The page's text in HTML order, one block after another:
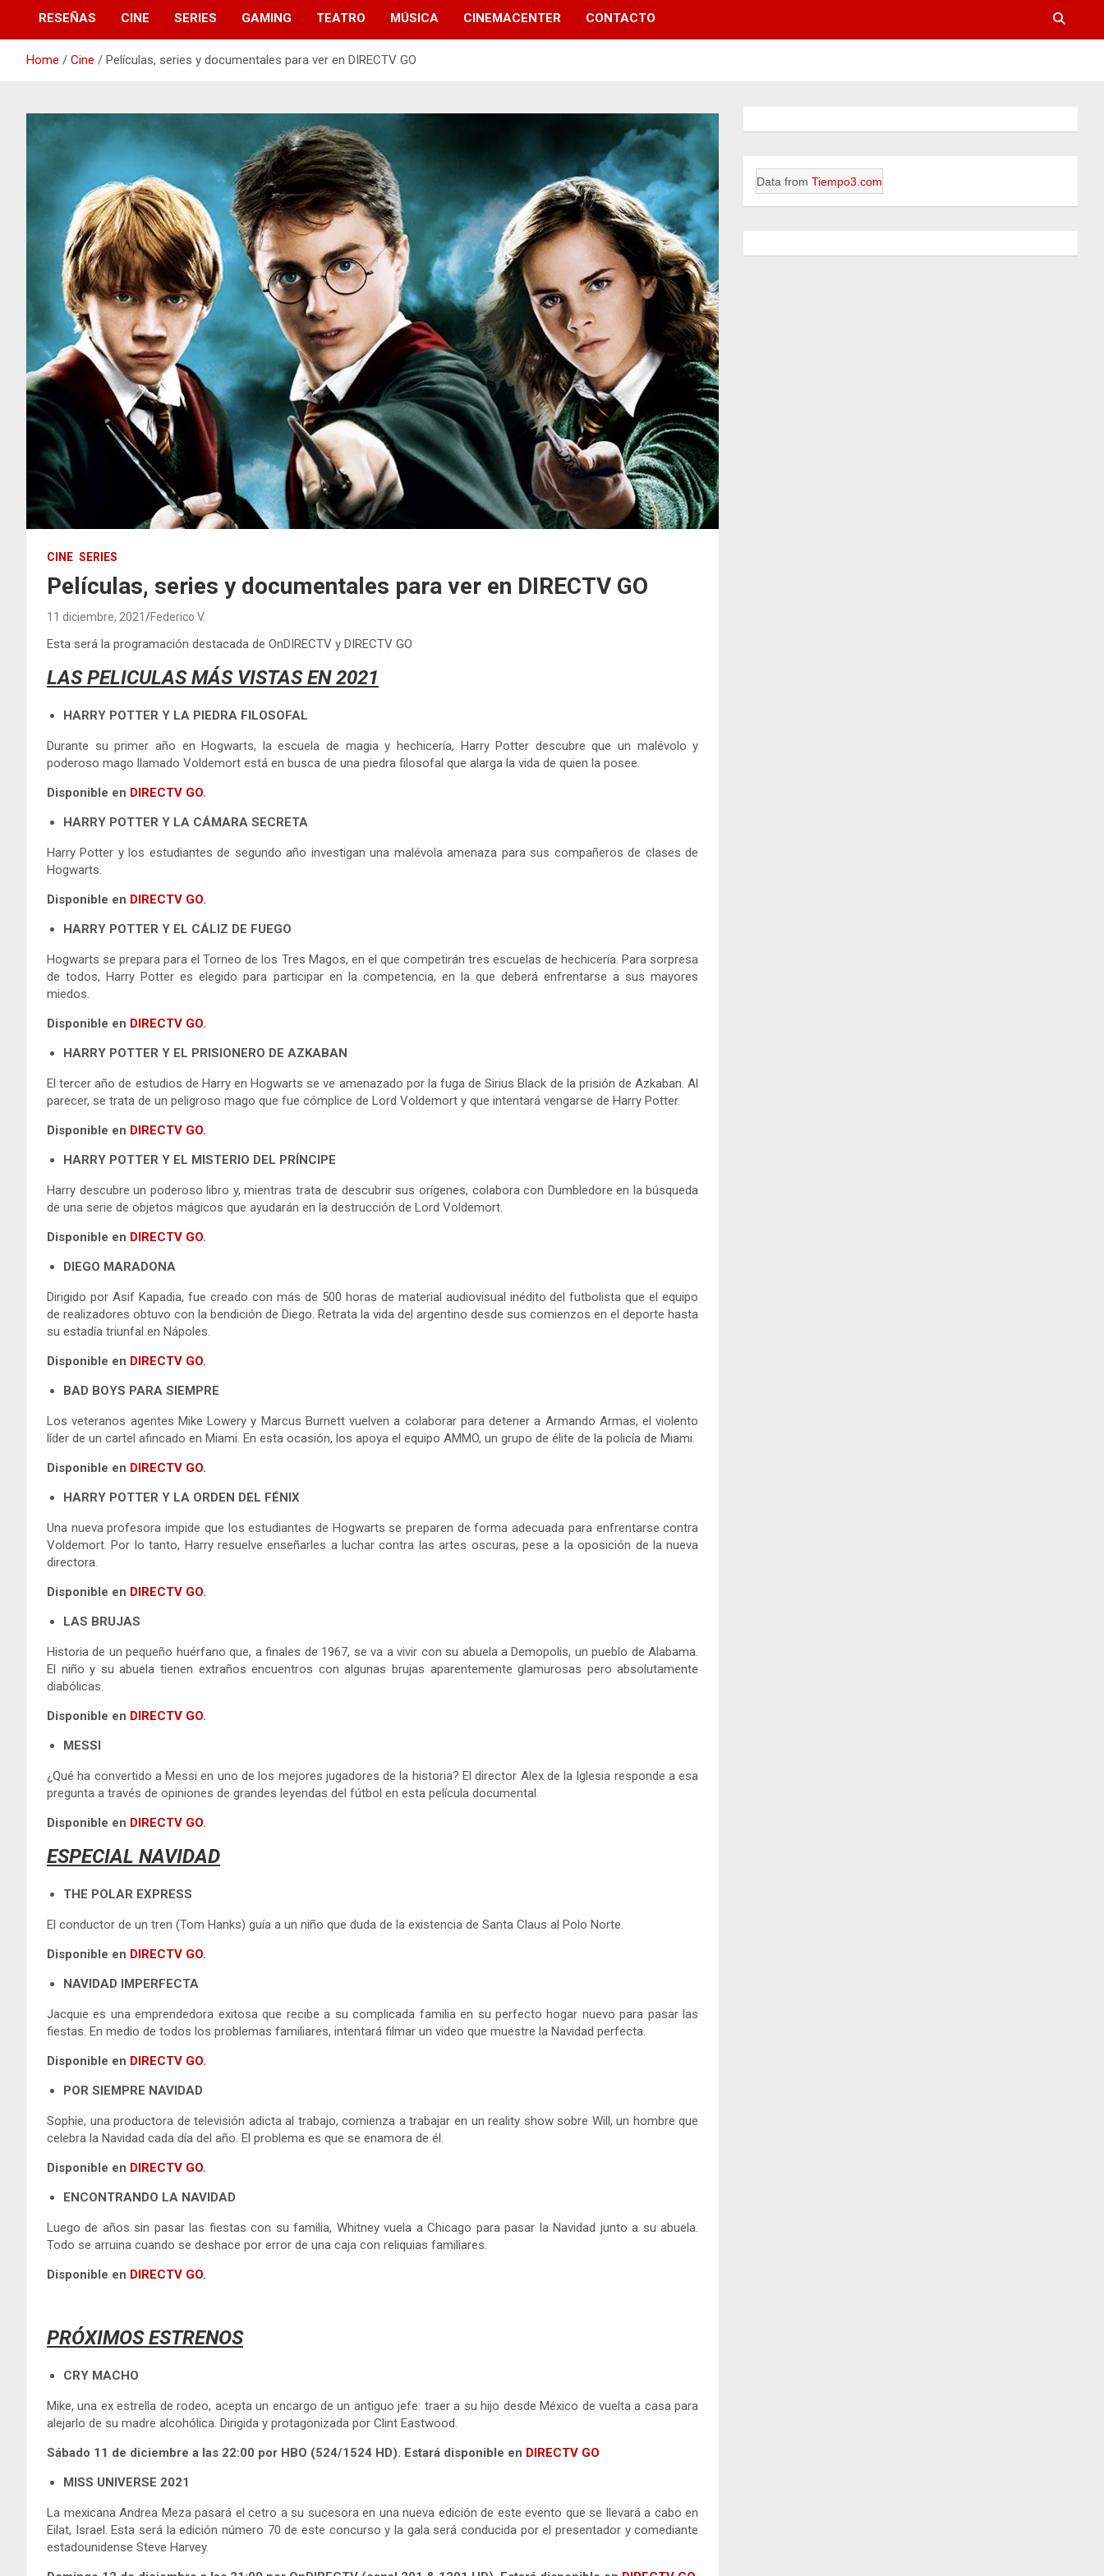
RESEÑAS CINE SERIES GAMING TEATRO MÚSICA CINEMACENTER CONTACTO
Home Cine Películas, series y documentales para ver en DIRECTV GO
CINE SERIES
Películas, series y documentales para ver en DIRECTV GO
11 diciembre, 2021 Federico V.
Esta será la programación destacada de OnDIRECTV y DIRECTV GO
LAS PELICULAS MÁS VISTAS EN 2021
HARRY POTTER Y LA PIEDRA FILOSOFAL
Durante su primer año en Hogwarts, la escuela de magia y hechicería, Harry Potter descubre que un malévolo y
poderoso mago llamado Voldemort está en busca de una piedra filosofal que alarga la vida de quien la posee.
Disponible en DIRECTV GO.
HARRY POTTER Y LA CÁMARA SECRETA
Harry Potter y los estudiantes de segundo año investigan una malévola amenaza para sus compañeros de clases de
Hogwarts.
Disponible en DIRECTV GO.
HARRY POTTER Y EL CÁLIZ DE FUEGO
Hogwarts se prepara para el Torneo de los Tres Magos, en el que competirán tres escuelas de hechicería. Para sorpresa
de todos, Harry Potter es elegido para participar en la competencia, en la que deberá enfrentarse a sus mayores
miedos.
Disponible en DIRECTV GO.
HARRY POTTER Y EL PRISIONERO DE AZKABAN
El tercer año de estudios de Harry en Hogwarts se ve amenazado por la fuga de Sirius Black de la prisión de Azkaban. Al
parecer, se trata de un peligroso mago que fue cómplice de Lord Voldemort y que intentará vengarse de Harry Potter.
Disponible en DIRECTV GO.
HARRY POTTER Y EL MISTERIO DEL PRÍNCIPE
Harry descubre un poderoso libro y, mientras trata de descubrir sus orígenes, colabora con Dumbledore en la búsqueda
de una serie de objetos mágicos que ayudarán en la destrucción de Lord Voldemort.
Disponible en DIRECTV GO.
DIEGO MARADONA
Dirigido por Asif Kapadia, fue creado con más de 500 horas de material audiovisual inédito del futbolista que el equipo
de realizadores obtuvo con la bendición de Diego. Retrata la vida del argentino desde sus comienzos en el deporte hasta
su estadía triunfal en Nápoles.
Disponible en DIRECTV GO.
BAD BOYS PARA SIEMPRE
Los veteranos agentes Mike Lowery y Marcus Burnett vuelven a colaborar para detener a Armando Armas, el violento
líder de un cartel afincado en Miami. En esta ocasión, los apoya el equipo AMMO, un grupo de élite de la policía de Miami.
Disponible en DIRECTV GO.
HARRY POTTER Y LA ORDEN DEL FÉNIX
Una nueva profesora impide que los estudiantes de Hogwarts se preparen de forma adecuada para enfrentarse contra
Voldemort. Por lo tanto, Harry resuelve enseñarles a luchar contra las artes oscuras, pese a la oposición de la nueva
directora.
Disponible en DIRECTV GO.
LAS BRUJAS
Historia de un pequeño huérfano que, a finales de 1967, se va a vivir con su abuela a Demopolis, un pueblo de Alabama.
El niño y su abuela tienen extraños encuentros con algunas brujas aparentemente glamurosas pero absolutamente
diabólicas.
Disponible en DIRECTV GO.
MESSI
¿Qué ha convertido a Messi en uno de los mejores jugadores de la historia? El director Alex de la Iglesia responde a esa
pregunta a través de opiniones de grandes leyendas del fútbol en esta película documental.
Disponible en DIRECTV GO.
ESPECIAL NAVIDAD
THE POLAR EXPRESS
El conductor de un tren (Tom Hanks) guía a un niño que duda de la existencia de Santa Claus al Polo Norte.
Disponible en DIRECTV GO.
NAVIDAD IMPERFECTA
Jacquie es una emprendedora exitosa que recibe a su complicada familia en su perfecto hogar nuevo para pasar las
fiestas. En medio de todos los problemas familiares, intentará filmar un video que muestre la Navidad perfecta.
Disponible en DIRECTV GO.
POR SIEMPRE NAVIDAD
Sophie, una productora de televisión adicta al trabajo, comienza a trabajar en un reality show sobre Will, un hombre que
celebra la Navidad cada día del año. El problema es que se enamora de él.
Disponible en DIRECTV GO.
ENCONTRANDO LA NAVIDAD
Luego de años sin pasar las fiestas con su familia, Whitney vuela a Chicago para pasar la Navidad junto a su abuela.
Todo se arruina cuando se deshace por error de una caja con reliquias familiares.
Disponible en DIRECTV GO.
PRÓXIMOS ESTRENOS
CRY MACHO
Mike, una ex estrella de rodeo, acepta un encargo de un antiguo jefe: traer a su hijo desde México de vuelta a casa para
alejarlo de su madre alcohólica. Dirigida y protagonizada por Clint Eastwood.
Sábado 11 de diciembre a las 22:00 por HBO (524/1524 HD). Estará disponible en DIRECTV GO
MISS UNIVERSE 2021
La mexicana Andrea Meza pasará el cetro a su sucesora en una nueva edición de este evento que se llevará a cabo en
Eilat, Israel. Esta será la edición número 70 de este concurso y la gala será conducida por el presentador y comediante
estadounidense Steve Harvey.
Data fromTiempo3.com